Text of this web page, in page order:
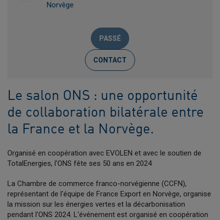
Norvège
PASSÉ
CONTACT
Le salon ONS : une opportunité
de collaboration bilatérale entre
la France et la Norvège.
Organisé en coopération avec EVOLEN et avec le soutien de
TotalEnergies, l'ONS fête ses 50 ans en 2024
La Chambre de commerce franco-norvégienne (CCFN),
représentant de l'équipe de France Export en Norvège, organise
la mission sur les énergies vertes et la décarbonisation
pendant l'ONS 2024. L'événement est organisé en coopération